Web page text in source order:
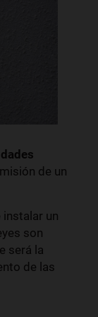
de un
instalar un
son
será la
de las